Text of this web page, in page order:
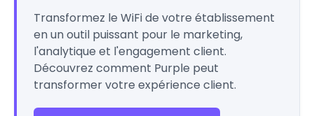
Transformez le WiFi de votre établissement
en un outil puissant pour le marketing,
l'analytique et l'engagement client.
Découvrez comment Purple peut
transformer votre expérience client.